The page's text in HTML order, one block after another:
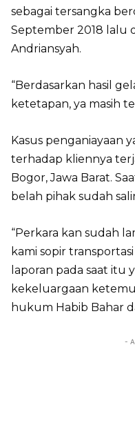
sebagai tersangka
September 2018 lalu
Andriansyah.
“Berdasarkan hasil
ketetapan, ya masih
Kasus penganiayaan
terhadap kliennya
Bogor, Jawa Barat.
belah pihak sudah
“Perkara kan sudah
kami sopir
laporan pada saat itu
kekeluargaan
hukum Habib Bahar
-